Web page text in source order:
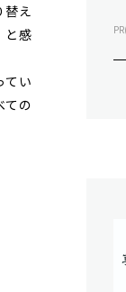
替え
と感
てい
ての